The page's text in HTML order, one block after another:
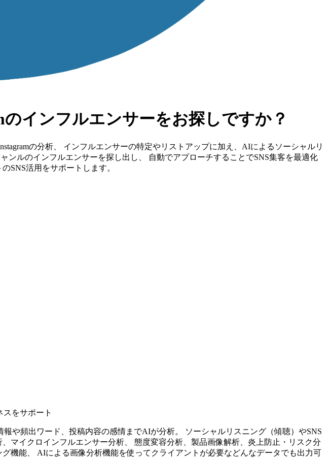
インフルエンサーをお探しですか？
の分析、 インフルエンサーの特定やリストアップに加え、AIによるソーシャルリ
ンルのインフルエンサーを探し出し、 自動でアプローチすることでSNS集客を最適化
SNS活用をサポートします。
をサポート
や頻出ワード、投稿内容の感情までAIが分析。 ソーシャルリスニング（傾聴）やSNS
マイクロインフルエンサー分析、 態度変容分析、製品画像解析、炎上防止・リスク分
機能、 AIによる画像分析機能を使ってクライアントが必要などんなデータでも出力可